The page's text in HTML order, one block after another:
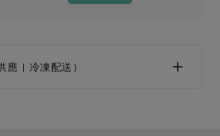
應 | 冷凍配送）